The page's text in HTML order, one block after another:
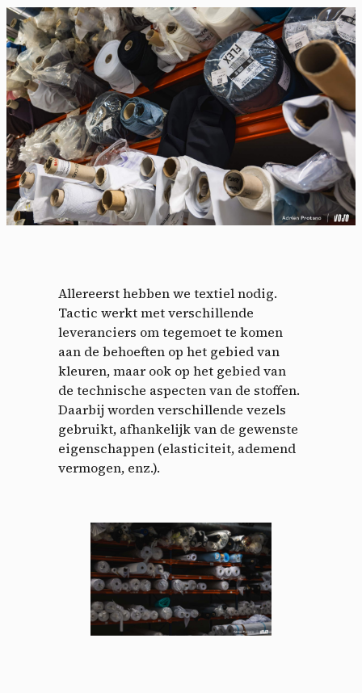
Allereerst hebben we textiel nodig.
Tactic werkt met verschillende
leveranciers om tegemoet te komen
aan de behoeften op het gebied van
kleuren, maar ook op het gebied van
de technische aspecten van de stoffen.
Daarbij worden verschillende vezels
gebruikt, afhankelijk van de gewenste
eigenschappen (elasticiteit, ademend
vermogen, enz.).